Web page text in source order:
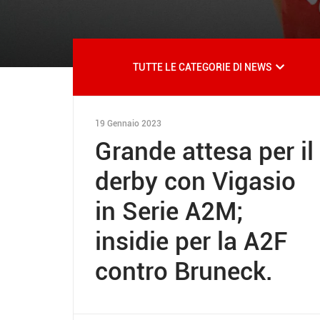
TUTTE LE CATEGORIE DI NEWS
19 Gennaio 2023
Grande attesa per il
derby con Vigasio
in Serie A2M;
insidie per la A2F
contro Bruneck.